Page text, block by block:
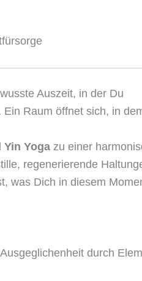
Auszeit, in der Du
Raum öffnet sich, in
Yin Yoga zu einer
regenerierende
was Dich in diesem
durch